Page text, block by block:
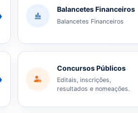
Balancetes Financeiros
Balancetes Financeiros
Concursos Públicos
Editais, inscrições,
resultados e nomeações.